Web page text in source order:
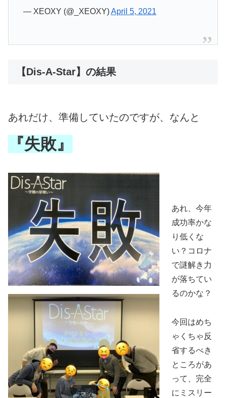
— XEOXY (@_XEOXY)April 5, 2021
【Dis-A-Star】の結果
あれだけ、準備していたのですが、なんと
『失敗』
あれ、今年
成功率かな
り低くな
い？コロナ
で謎解き力
が落ちてい
るのかな？
今回はめち
ゃくちゃ反
省するべき
ところがあ
って、完全
にミスリー